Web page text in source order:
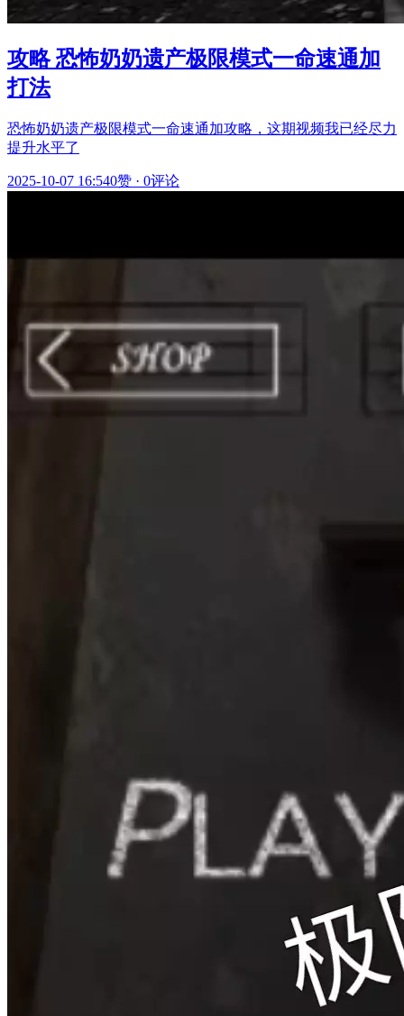
攻略 恐怖奶奶遗产极限模式一命速通加
打法
恐怖奶奶遗产极限模式一命速通加攻略，这期视频我已经尽力
提升水平了
2025-10-07 16:540赞 · 0评论